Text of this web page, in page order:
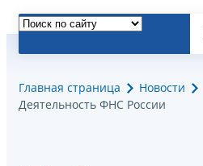
Главная страница
Новости
Деятельность ФНС России